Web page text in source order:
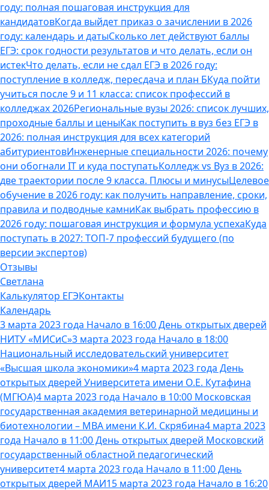
году: полная пошаговая инструкция для
кандидатовКогда выйдет приказ о зачислении в 2026
году: календарь и датыСколько лет действуют баллы
ЕГЭ: срок годности результатов и что делать, если он
истекЧто делать, если не сдал ЕГЭ в 2026 году:
поступление в колледж, пересдача и план БКуда пойти
учиться после 9 и 11 класса: список профессий в
колледжах 2026Региональные вузы 2026: список лучших,
проходные баллы и ценыКак поступить в вуз без ЕГЭ в
2026: полная инструкция для всех категорий
абитуриентовИнженерные специальности 2026: почему
они обогнали IT и куда поступатьКолледж vs Вуз в 2026:
две траектории после 9 класса. Плюсы и минусыЦелевое
обучение в 2026 году: как получить направление, сроки,
правила и подводные камниКак выбрать профессию в
2026 году: пошаговая инструкция и формула успехаКуда
поступать в 2027: ТОП-7 профессий будущего (по
версии экспертов)
Отзывы
Светлана
Калькулятор ЕГЭКонтакты
Календарь
3 марта 2023 года Начало в 16:00 День открытых дверей
НИТУ «МИСиС»3 марта 2023 года Начало в 18:00
Национальный исследовательский университет
«Высшая школа экономики»4 марта 2023 года День
открытых дверей Университета имени О.Е. Кутафина
(МГЮА)4 марта 2023 года Начало в 10:00 Московская
государственная академия ветеринарной медицины и
биотехнологии – МВА имени К.И. Скрябина4 марта 2023
года Начало в 11:00 День открытых дверей Московский
государственный областной педагогический
университет4 марта 2023 года Начало в 11:00 День
открытых дверей МАИ15 марта 2023 года Начало в 16:20